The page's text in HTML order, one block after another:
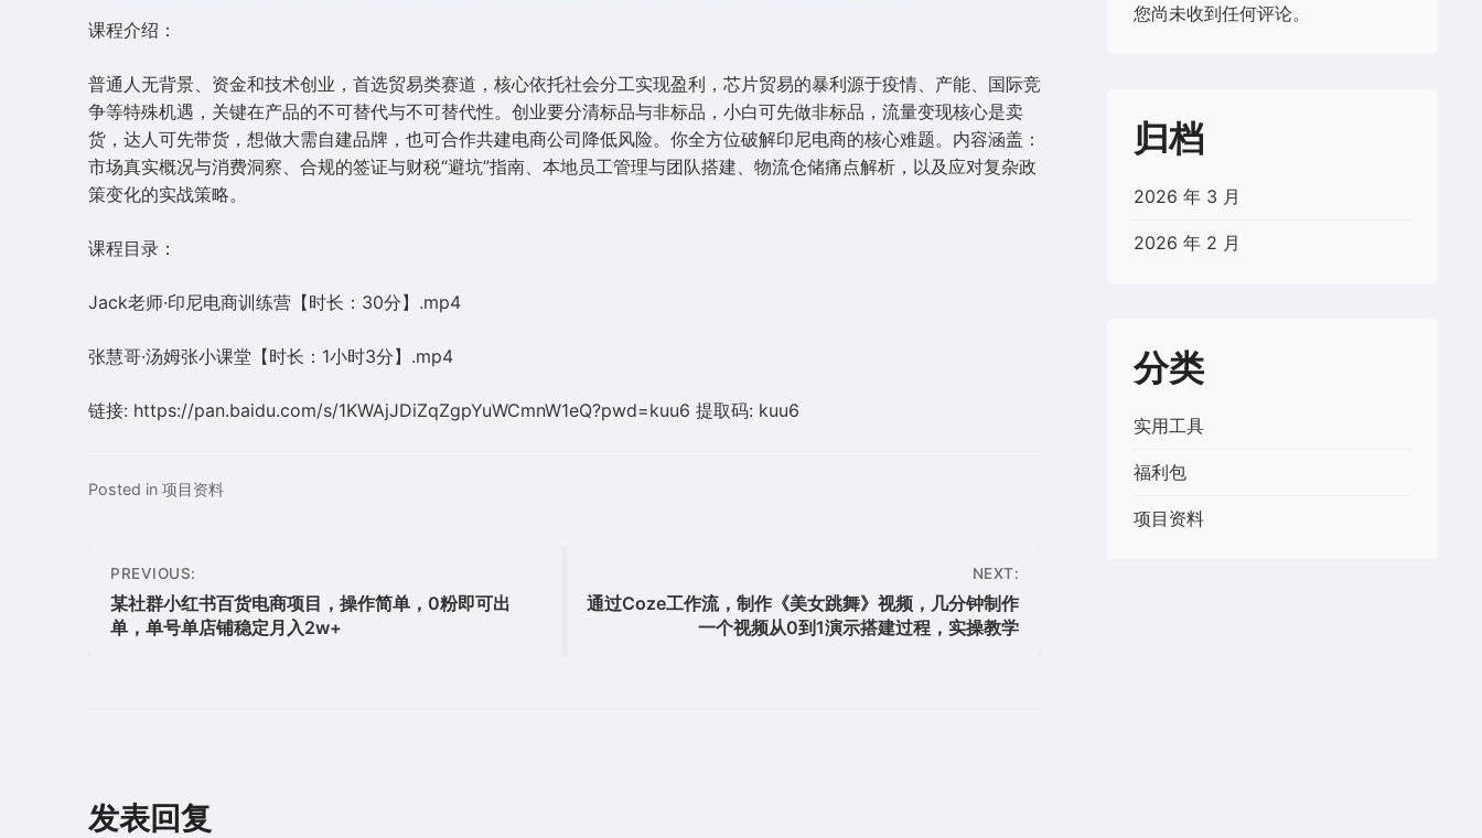
课程介绍：
普通人无背景、资金和技术创业，首选贸易类赛道，核心依托社会分工实现盈利，芯片贸易的暴利源于疫情、产能、国际竞
争等特殊机遇，关键在产品的不可替代与不可替代性。创业要分清标品与非标品，小白可先做非标品，流量变现核心是卖
货，达人可先带货，想做大需自建品牌，也可合作共建电商公司降低风险。你全方位破解印尼电商的核心难题。内容涵盖：
市场真实概况与消费洞察、合规的签证与财税“避坑”指南、本地员工管理与团队搭建、物流仓储痛点解析，以及应对复杂政
策变化的实战策略。
课程目录：
Jack老师·印尼电商训练营【时长：30分】.mp4
张慧哥·汤姆张小课堂【时长：1小时3分】.mp4
链接: https://pan.baidu.com/s/1KWAjJDiZqZgpYuWCmnW1eQ?pwd=kuu6 提取码: kuu6
Posted in 项目资料
文
章
PREVIOUS:
某社群小红书百货电商项目，操作简单，0粉即可出
单，单号单店铺稳定月入2w+
NEXT:
通过Coze工作流，制作《美女跳舞》视频，几分钟制作
一个视频从0到1演示搭建过程，实操教学
发表回复
您尚未收到任何评论。
归档
2026 年 3 月
2026 年 2 月
分类
实用工具
福利包
项目资料